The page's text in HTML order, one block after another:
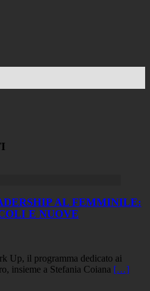
AL FEMMINILE:
E NUOVE
Up, il programma dedicato ai
insieme a Stefania Coiana […]